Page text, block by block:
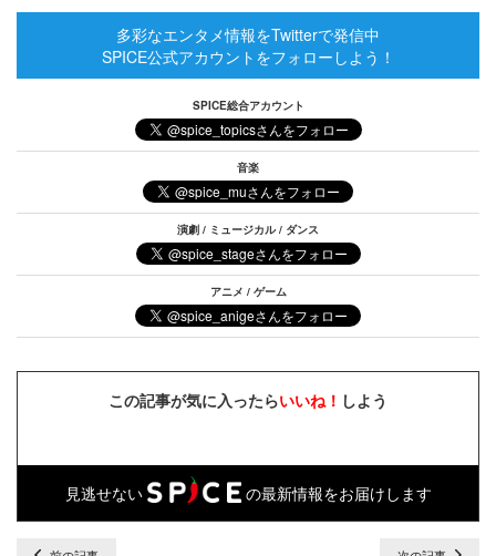
多彩なエンタメ情報をTwitterで発信中
SPICE公式アカウントをフォローしよう！
SPICE総合アカウント
音楽
演劇 / ミュージカル / ダンス
アニメ / ゲーム
この記事が気に入ったらいいね！ しよう
見逃せない の最新情報をお届けします